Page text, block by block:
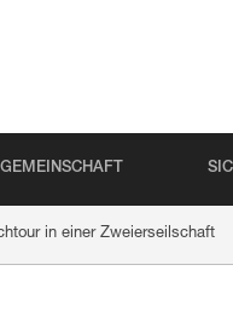
GEMEINSCHAFT
in einer Zweierseilschaft